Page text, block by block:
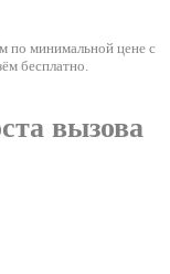
по минимальной цене с
бесплатно.
вызова